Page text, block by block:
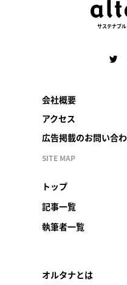
サステナブ
会社概要
アクセス
広告掲載のお問い合
SITE MAP
トップ
記事一覧
執筆者一覧
オルタナとは